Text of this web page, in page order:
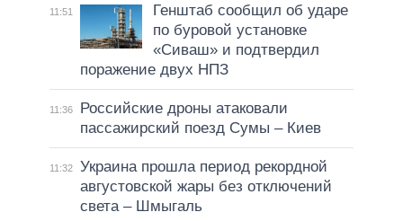
11:51
Генштаб сообщил об ударе
по буровой установке
«Сиваш» и подтвердил
поражение двух НПЗ
11:36
Российские дроны атаковали
пассажирский поезд Сумы – Киев
11:32
Украина прошла период рекордной
августовской жары без отключений
света – Шмыгаль